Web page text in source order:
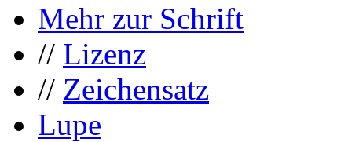
Mehr zur Schrift
// Lizenz
// Zeichensatz
Lupe